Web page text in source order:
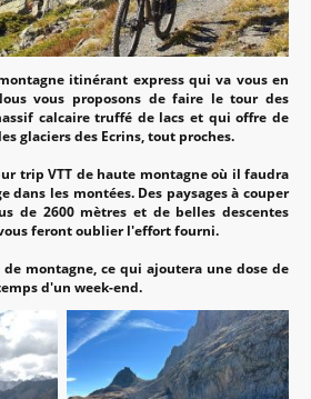
itinérant express qui va vous en
vous proposons de faire le tour des
calcaire truffé de lacs et qui offre de
glaciers des Ecrins, tout proches.
trip VTT de haute montagne où il faudra
dans les montées. Des paysages à couper
de 2600 mètres et de belles descentes
feront oublier l'effort fourni.
montagne, ce qui ajoutera une dose de
d'un week-end.